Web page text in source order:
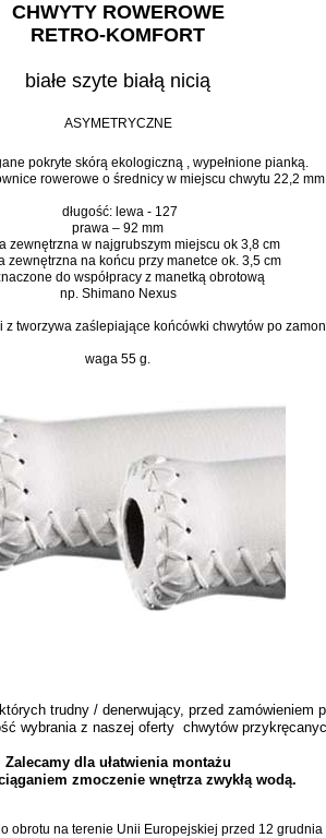
CHWYTY ROWEROWE
RETRO-KOMFORT
białe szyte białą nicią
ASYMETRYCZNE
pokryte skórą ekologiczną , wypełnione pianką.
rowerowe o średnicy w miejscu chwytu 22,2 mm
długość: lewa - 127
prawa – 92 mm
zewnętrzna w najgrubszym miejscu ok 3,8 cm
zewnętrzna na końcu przy manetce ok. 3,5 cm
do współpracy z manetką obrotową
np. Shimano Nexus
z tworzywa zaślepiające końcówki chwytów po
waga 55 g.
trudny / denerwujący, przed zamówieniem
wybrania z naszej oferty chwytów
Zalecamy dla ułatwienia montażu
zmoczenie wnętrza zwykłą wodą.
obrotu na terenie Unii Europejskiej przed 12